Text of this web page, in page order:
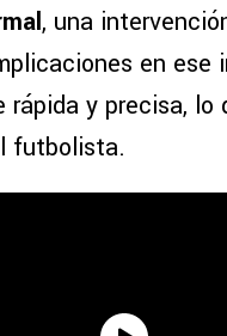
, una
en ese
y precisa, lo
futbolista.